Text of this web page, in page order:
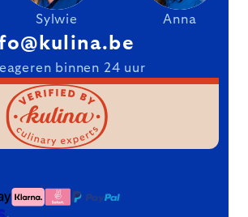
Sylwie Anna
binnen 24 uur